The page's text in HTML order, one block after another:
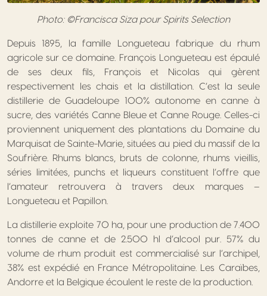
Photo: ©Francisca Siza pour Spirits Selection
Depuis 1895, la famille Longueteau fabrique du rhum
agricole sur ce domaine. François Longueteau est épaulé
de ses deux fils, François et Nicolas qui gèrent
respectivement les chais et la distillation. C’est la seule
distillerie de Guadeloupe 100% autonome en canne à
sucre, des variétés Canne Bleue et Canne Rouge. Celles-ci
proviennent uniquement des plantations du Domaine du
Marquisat de Sainte-Marie, situées au pied du massif de la
Soufrière. Rhums blancs, bruts de colonne, rhums vieillis,
séries limitées, punchs et liqueurs constituent l’offre que
l’amateur retrouvera à travers deux marques –
Longueteau et Papillon.
La distillerie exploite 70 ha, pour une production de 7.400
tonnes de canne et de 2.500 hl d’alcool pur. 57% du
volume de rhum produit est commercialisé sur l’archipel,
38% est expédié en France Métropolitaine. Les Caraïbes,
Andorre et la Belgique écoulent le reste de la production.